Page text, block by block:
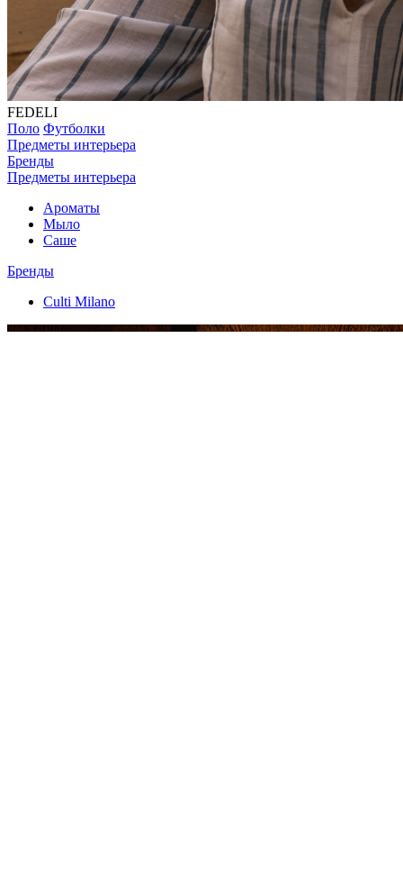
FEDELI
Поло Футболки
Предметы интерьера
Бренды
Предметы интерьера
Ароматы
Мыло
Саше
Бренды
Culti Milano